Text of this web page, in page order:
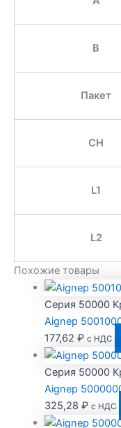
B
Пакет
CH
L1
L2
Похожие товары
Серия 50000
Aignep
177,62 ₽ с НДС
Серия 50000
Aignep
325,28 ₽ с НДС